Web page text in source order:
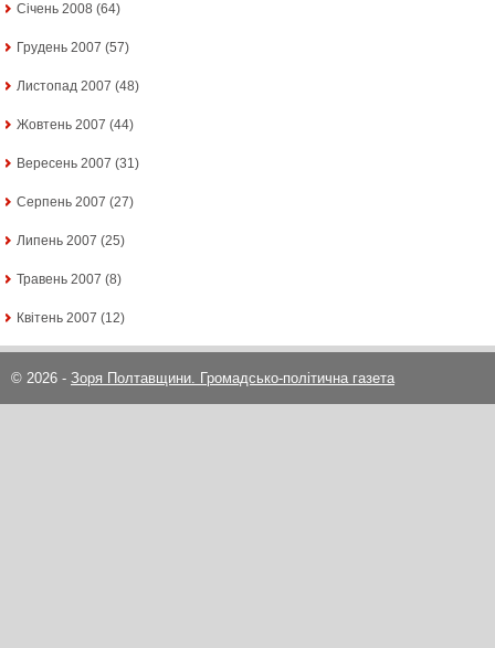
Січень 2008 (64)
Грудень 2007 (57)
Листопад 2007 (48)
Жовтень 2007 (44)
Вересень 2007 (31)
Серпень 2007 (27)
Липень 2007 (25)
Травень 2007 (8)
Квітень 2007 (12)
© 2026 - Зоря Полтавщини. Громадсько-політична газета